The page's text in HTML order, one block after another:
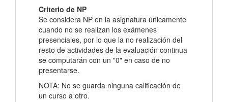
Criterio de NP
Se considera NP en la asignatura únicamente
cuando no se realizan los exámenes
presenciales, por lo que la no realización del
resto de actividades de la evaluación continua
se computarán con un "0" en caso de no
presentarse.
NOTA: No se guarda ninguna calificación de
un curso a otro.